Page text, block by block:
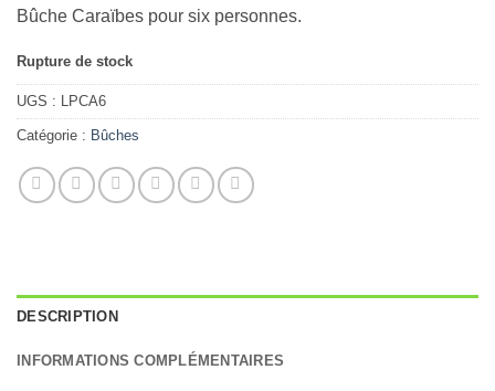
Bûche Caraïbes pour six personnes.
Rupture de stock
UGS : LPCA6
Catégorie : Bûches
DESCRIPTION
INFORMATIONS COMPLÉMENTAIRES